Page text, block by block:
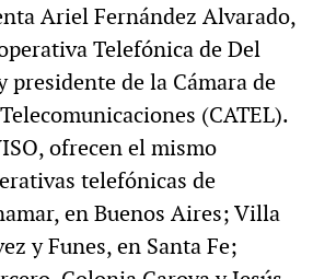
Ariel Fernández Alvarado,
Telefónica de Del
presidente de la Cámara de
(CATEL).
ofrecen el mismo
telefónicas de
en Buenos Aires; Villa
y Funes, en Santa Fe;